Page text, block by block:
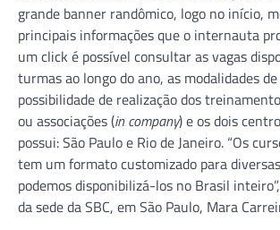
grande banner randômico, logo no início,
principais informações que o internauta
um click é possível consultar as vagas
turmas ao longo do ano, as modalidades
possibilidade de realização dos
ou associações (in company) e os dois
possui: São Paulo e Rio de Janeiro. “Os
tem um formato customizado para
podemos disponibilizá-los no Brasil
da sede da SBC, em São Paulo, Mara